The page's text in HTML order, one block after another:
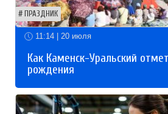
ПРАЗДНИК
11:14 | 20 июля
Как Каменск-Уральский
рождения